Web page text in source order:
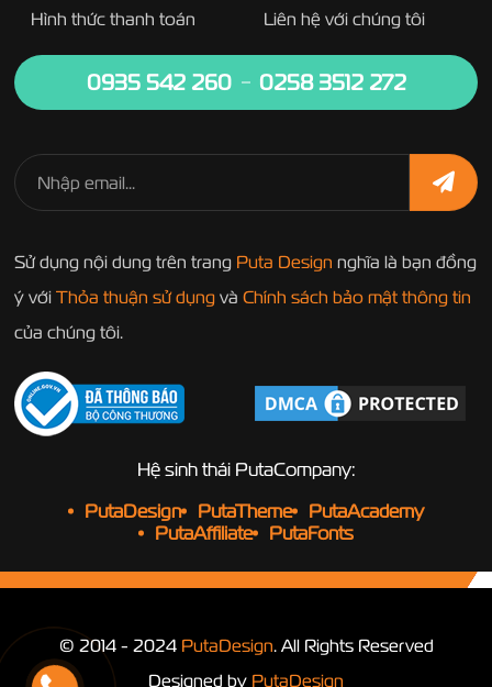
Hình thức thanh toán
Liên hệ với chúng tôi
0935 542 260 0258 3512 272
Sử dụng nội dung trên trang Puta Design nghĩa là bạn đồng
ý với Thỏa thuận sử dụngvà Chính sách bảo mật thông tin
của chúng tôi.
Hệ sinh thái PutaCompany:
PutaDesign
PutaTheme
PutaAcademy
PutaAffiliate
PutaFonts
© 2014 - 2024 PutaDesign . All Rights Reserved
Designed by PutaDesign